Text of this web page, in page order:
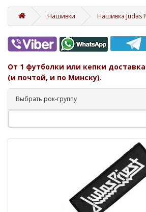
Нашивки Нашивка Judas
От 1 футболки или кепки
(и почтой, и по Минску).
Выбрать рок-группу